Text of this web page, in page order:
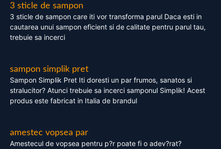
3 sticle de sampon
3 sticle de sampon care iti vor transforma parul Daca esti in
cautarea unui sampon eficient si de calitate pentru parul tau,
trebuie sa incerci
sampon simplik pret
Sampon Simplik Pret Iti doresti un par frumos, sanatos si
stralucitor? Atunci trebuie sa incerci samponul Simplik! Acest
produs este fabricat in Italia de brandul
amestec vopsea par
Amestecul de vopsea pentru p?r poate fi o adev?rat?